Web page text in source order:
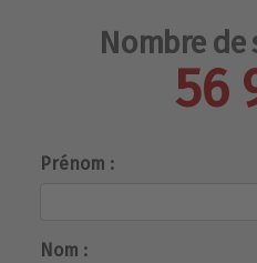
Nombre de
56
Prénom :
Nom :